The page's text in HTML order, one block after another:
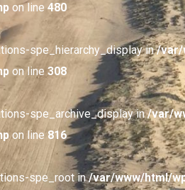
on line 480
spe_hierarchy_display in/var/
on line 308
spe_archive_display in/var/
on line816
spe_root in/var/www/html/